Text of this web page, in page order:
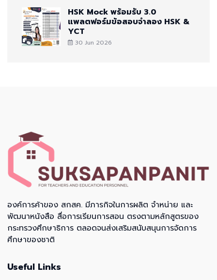
HSK Mock พร้อมรับ 3.0
แพลตฟอร์มข้อสอบจำลอง HSK &
YCT
30 Jun 2026
องค์การค้าของ สกสค. มีภารกิจในการผลิต จำหน่าย และ
พัฒนาหนังสือ สื่อการเรียนการสอน ตรงตามหลักสูตรของ
กระทรวงศึกษาธิการ ตลอดจนส่งเสริมสนับสนุนการจัดการ
ศึกษาของชาติ
Useful Links